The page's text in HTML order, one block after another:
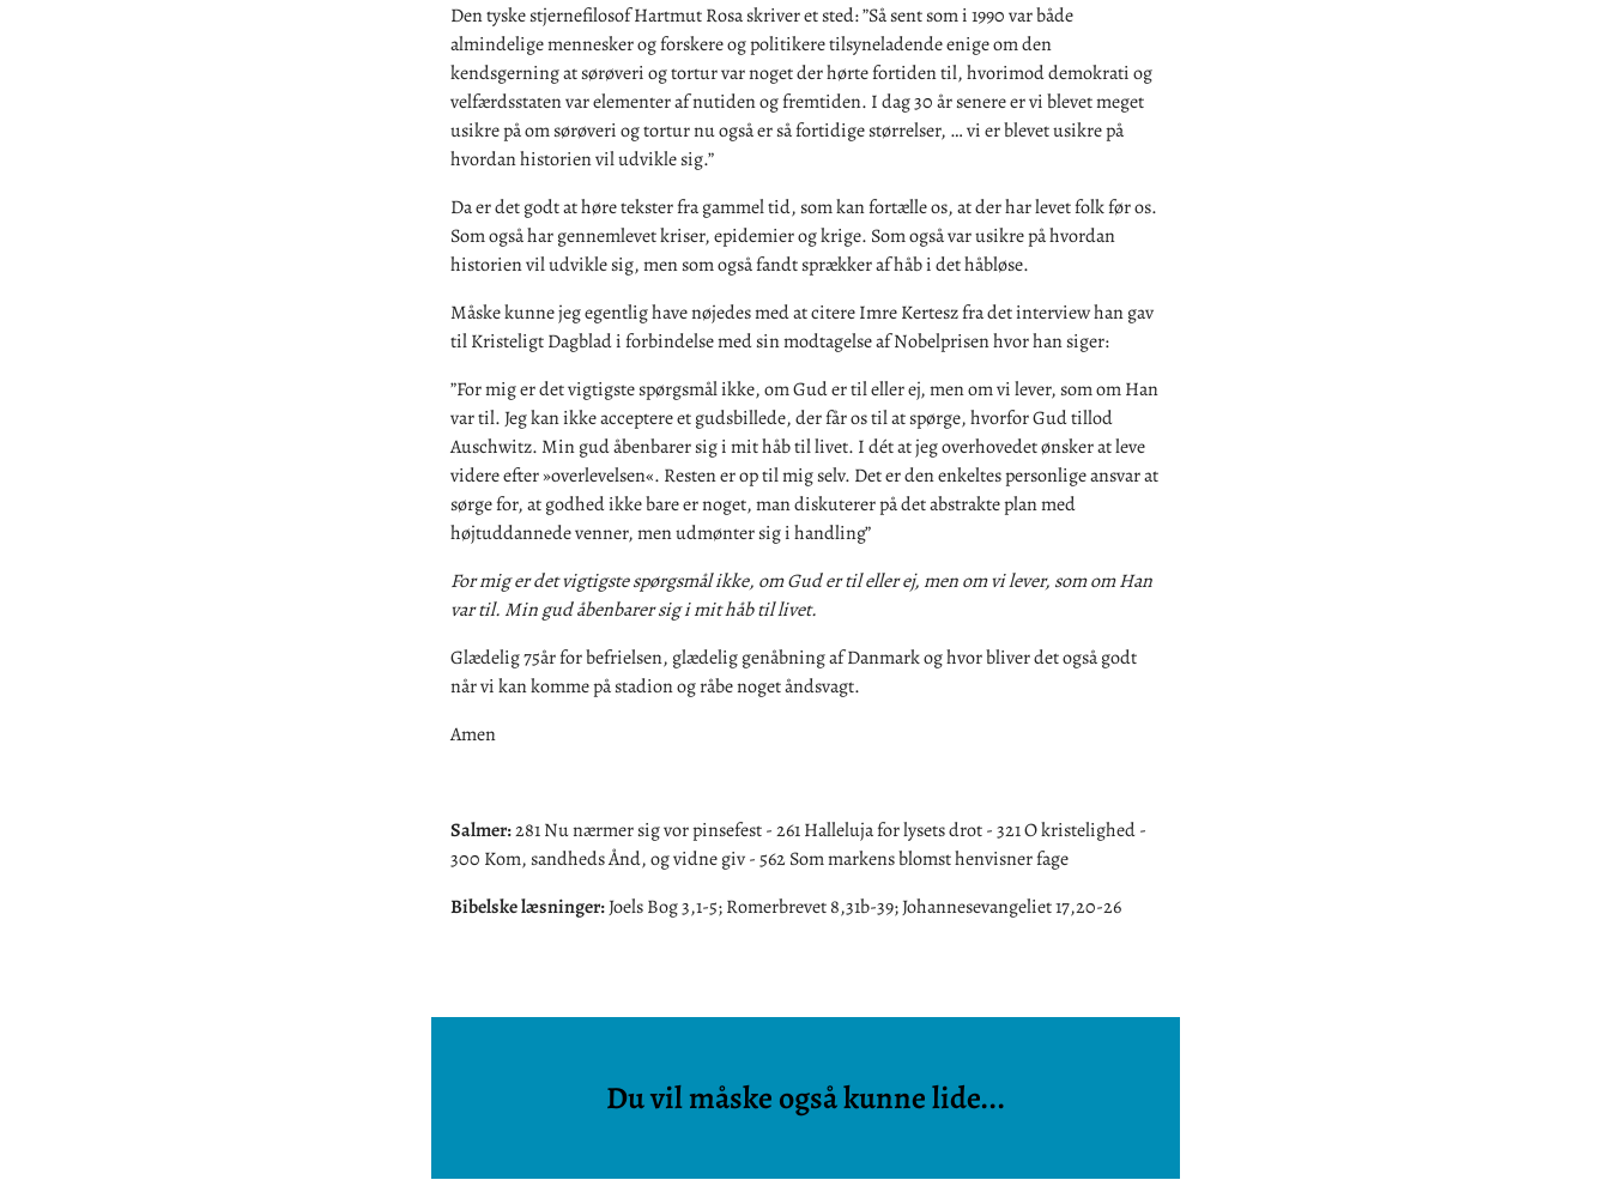
Den tyske stjernefilosof Hartmut Rosa skriver et sted: ”Så sent som i 1990 var både
almindelige mennesker og forskere og politikere tilsyneladende enige om den
kendsgerning at sørøveri og tortur var noget der hørte fortiden til, hvorimod demokrati og
velfærdsstaten var elementer af nutiden og fremtiden. I dag 30 år senere er vi blevet meget
usikre på om sørøveri og tortur nu også er så fortidige størrelser, … vi er blevet usikre på
hvordan historien vil udvikle sig.”
Da er det godt at høre tekster fra gammel tid, som kan fortælle os, at der har levet folk før os.
Som også har gennemlevet kriser, epidemier og krige. Som også var usikre på hvordan
historien vil udvikle sig, men som også fandt sprækker af håb i det håbløse.
Måske kunne jeg egentlig have nøjedes med at citere Imre Kertesz fra det interview han gav
til Kristeligt Dagblad i forbindelse med sin modtagelse af Nobelprisen hvor han siger:
”For mig er det vigtigste spørgsmål ikke, om Gud er til eller ej, men om vi lever, som om Han
var til. Jeg kan ikke acceptere et gudsbillede, der får os til at spørge, hvorfor Gud tillod
Auschwitz. Min gud åbenbarer sig i mit håb til livet. I dét at jeg overhovedet ønsker at leve
videre efter »overlevelsen«. Resten er op til mig selv. Det er den enkeltes personlige ansvar at
sørge for, at godhed ikke bare er noget, man diskuterer på det abstrakte plan med
højtuddannede venner, men udmønter sig i handling”
For mig er det vigtigste spørgsmål ikke, om Gud er til eller ej, men om vi lever, som om Han
var til. Min gud åbenbarer sig i mit håb til livet.
Glædelig 75år for befrielsen, glædelig genåbning af Danmark og hvor bliver det også godt
når vi kan komme på stadion og råbe noget åndsvagt.
Amen
Salmer:281 Nu nærmer sig vor pinsefest - 261 Halleluja for lysets drot - 321 O kristelighed -
300 Kom, sandheds Ånd, og vidne giv - 562 Som markens blomst henvisner fage
Bibelske læsninger:Joels Bog 3,1-5; Romerbrevet 8,31b-39; Johannesevangeliet 17,20-26
Du vil måske også kunne lide...